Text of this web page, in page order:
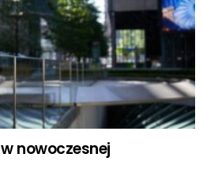
nowoczesnej